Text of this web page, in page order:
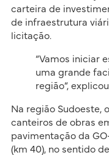
carteira de
de infraestrutura
licitação.
“Vamos iniciar
uma grande
região”,
Na região Sudoeste,
canteiros de obras
pavimentação da
(km 40), no sentido